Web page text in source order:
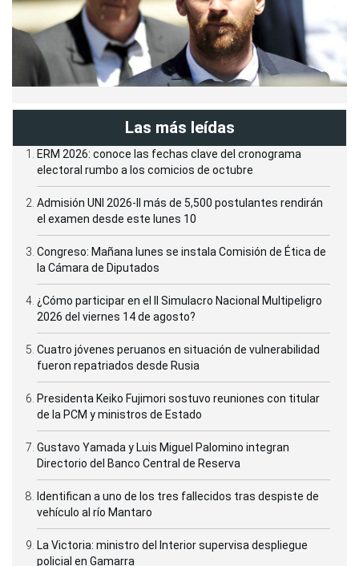
Las más leídas
ERM 2026: conoce las fechas clave del cronograma
electoral rumbo a los comicios de octubre
Admisión UNI 2026-II más de 5,500 postulantes rendirán
el examen desde este lunes 10
Congreso: Mañana lunes se instala Comisión de Ética de
la Cámara de Diputados
¿Cómo participar en el II Simulacro Nacional Multipeligro
2026 del viernes 14 de agosto?
Cuatro jóvenes peruanos en situación de vulnerabilidad
fueron repatriados desde Rusia
Presidenta Keiko Fujimori sostuvo reuniones con titular
de la PCM y ministros de Estado
Gustavo Yamada y Luis Miguel Palomino integran
Directorio del Banco Central de Reserva
Identifican a uno de los tres fallecidos tras despiste de
vehículo al río Mantaro
La Victoria: ministro del Interior supervisa despliegue
policial en Gamarra